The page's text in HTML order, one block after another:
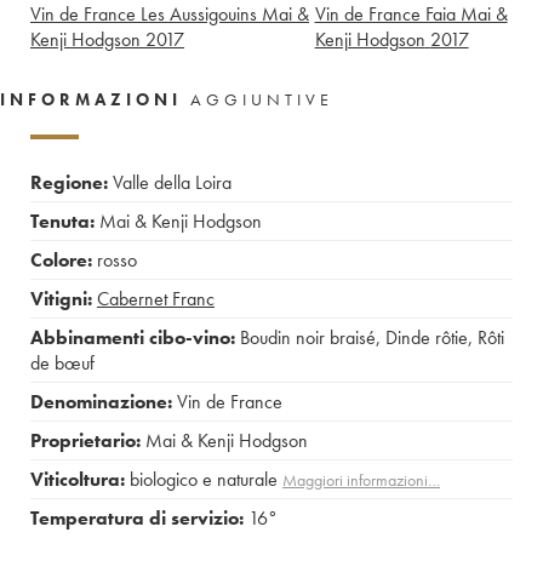
Vin de France Les Aussigouins Mai &
Kenji Hodgson 2017
Vin de France Faia Mai &
Kenji Hodgson 2017
INFORMAZIONI AGGIUNTIVE
Regione:Valle della Loira
Tenuta: Mai & Kenji Hodgson
Colore: rosso
Vitigni:Cabernet Franc
Abbinamenti cibo-vino: Boudin noir braisé, Dinde rôtie, Rôti
de bœuf
Denominazione:Vin de France
Proprietario: Mai & Kenji Hodgson
Viticoltura: biologico e naturale Maggiori informazioni…
Temperatura di servizio: 16°